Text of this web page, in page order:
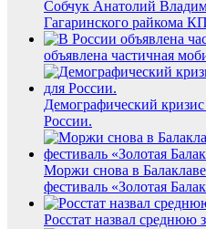
Собчук Анатолий
Гагаринского райкома
объявлена частичная
Демографический
России.
Моржи снова в
фестиваль «Золотая
Росстат назвал среднюю